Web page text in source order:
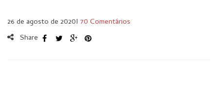
26 de agosto de 2020I 70 Comentários
Share